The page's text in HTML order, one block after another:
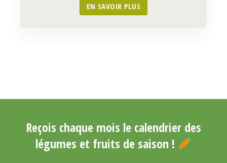
EN SAVOIR PLUS
Reçois chaque mois le calendrier des
légumes et fruits de saison !